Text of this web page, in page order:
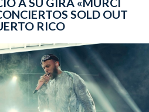
SOLD OUT
RICO